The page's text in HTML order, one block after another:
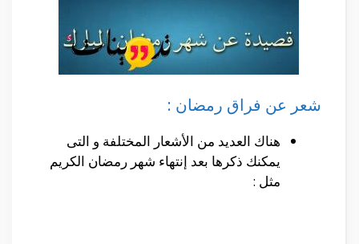
شعر عن فراق رمضان :
هناك العديد من الأشعار المختلفة و التى
يمكنك ذكرها بعد إنتهاء شهر رمضان الكريم
مثل :